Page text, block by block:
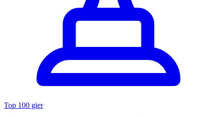
Top 100 gier